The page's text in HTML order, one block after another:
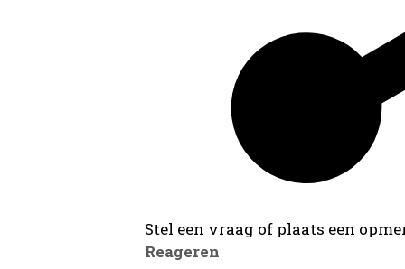
Stel een vraag of plaats een
Reageren